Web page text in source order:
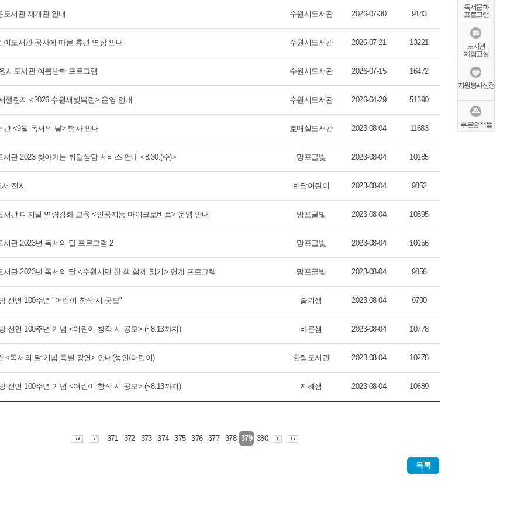
도서관 재개관 안내 수원시도서관 2026-07-30 9143
이도서관 공사에 따른 휴관 연장 안내 수원시도서관 2026-07-21 13221
시도서관 여름방학 프로그램 수원시도서관 2026-07-15 16472
챌린지 <2026 수원새빛북런> 운영 안내 수원시도서관 2026-04-29 51390
관 <9월 독서의 달> 행사 안내 호매실도서관 2023-08-04 11683
서관 2023 찾아가는 취업상담 서비스 안내 <8.30.(수)> 망포글빛 2023-08-04 10185
전시 반달어린이 2023-08-04 9852
서관 디지털 역량강화 교육 <인공지능·마이크로비트> 운영 안내 망포글빛 2023-08-04 10595
서관 2023년 독서의 달 프로그램 2 망포글빛 2023-08-04 10156
서관 2023년 독서의 달 <수원시민 한 책 함께 읽기> 연계 프로그램 망포글빛 2023-08-04 9856
선언 100주년 "어린이 창작 시 공모" 슬기샘 2023-08-04 9790
선언 100주년 기념 <어린이 창작 시 공모> (~8.13까지) 바른샘 2023-08-04 10778
<독서의 달 기념 특별 강연> 안내(성인/어린이) 한림도서관 2023-08-04 10278
선언 100주년 기념 <어린이 창작 시 공모> (~8.13까지) 지혜샘 2023-08-04 10689
371 372 373 374 375 376 377 378 379 380
목록
독서문화
프로그램
도서관
체험교실
자원봉사신청
푸른숲 책뜰